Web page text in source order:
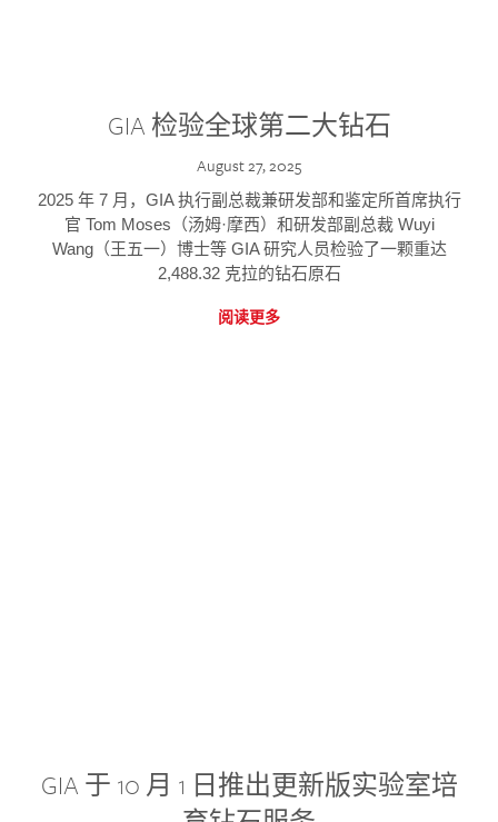
GIA 检验全球第二大钻石
August 27, 2025
2025 年 7 月，GIA 执行副总裁兼研发部和鉴定所首席执行
官 Tom Moses（汤姆·摩西）和研发部副总裁 Wuyi
Wang（王五一）博士等 GIA 研究人员检验了一颗重达
2,488.32 克拉的钻石原石
阅读更多
GIA 于 10 月 1 日推出更新版实验室培